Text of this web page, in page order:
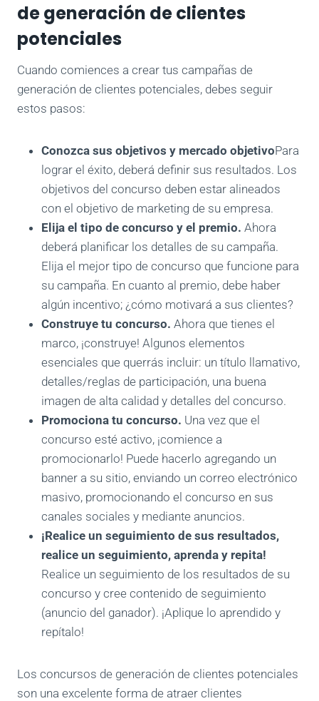
de generación de clientes
potenciales
Cuando comiences a crear tus campañas de
generación de clientes potenciales, debes seguir
estos pasos:
Conozca sus objetivos y mercado objetivoPara
lograr el éxito, deberá definir sus resultados. Los
objetivos del concurso deben estar alineados
con el objetivo de marketing de su empresa.
Elija el tipo de concurso y el premio. Ahora
deberá planificar los detalles de su campaña.
Elija el mejor tipo de concurso que funcione para
su campaña. En cuanto al premio, debe haber
algún incentivo; ¿cómo motivará a sus clientes?
Construye tu concurso. Ahora que tienes el
marco, ¡construye! Algunos elementos
esenciales que querrás incluir: un título llamativo,
detalles/reglas de participación, una buena
imagen de alta calidad y detalles del concurso.
Promociona tu concurso. Una vez que el
concurso esté activo, ¡comience a
promocionarlo! Puede hacerlo agregando un
banner a su sitio, enviando un correo electrónico
masivo, promocionando el concurso en sus
canales sociales y mediante anuncios.
¡Realice un seguimiento de sus resultados,
realice un seguimiento, aprenda y repita!
Realice un seguimiento de los resultados de su
concurso y cree contenido de seguimiento
(anuncio del ganador). ¡Aplique lo aprendido y
repítalo!
Los concursos de generación de clientes potenciales
son una excelente forma de atraer clientes